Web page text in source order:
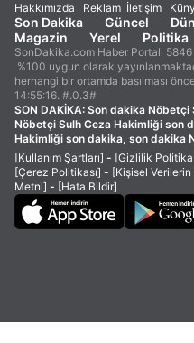
Hakkımızda Reklam İletişim
Son Dakika Güncel
Magazin
Yerel Politika
SonDakika.com Haber Portalı
%100 uygun olarak
herhangi bir ortamda basılması
14:55:16. #.0.3#
SON DAKİKA: Son dakika Nöbetçi
Nöbetçi Sulh Ceza Hakimliği son
Hakimliği son dakika, son dakika
[Kullanım Şartları] - [Gizlilik
[Çerez Politikası] - [Kişisel Verilerin
Metni] - [Hata Bildir]